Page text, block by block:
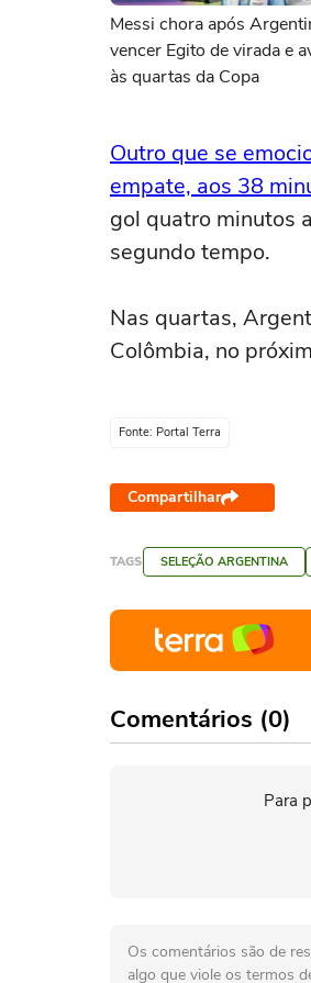
Messi chora após
vencer Egito de virada e
às quartas da Copa
Outro que se
empate, aos 38
gol quatro minutos
segundo tempo.
Nas quartas,
Colômbia, no
Fonte: Portal Terra
Compartilhar
TAGS SELEÇÃO ARGENTINA
Comentários (0)
Para
Os comentários são de
algo que viole os termos